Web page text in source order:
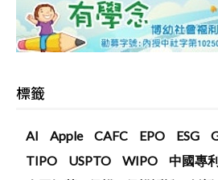
標籤
AI Apple CAFC EPO ESG
TIPO
USPTO WIPO 中國專